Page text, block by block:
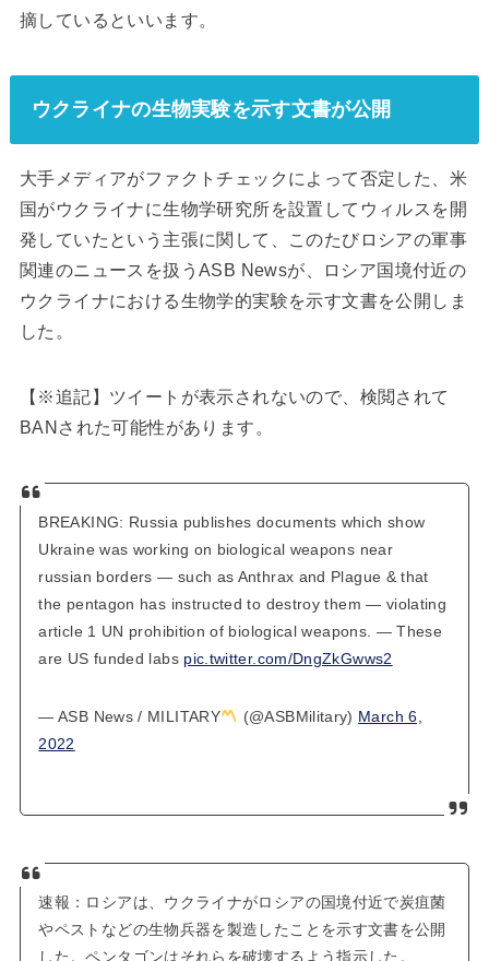
摘しているといいます。
ウクライナの生物実験を示す文書が公開
大手メディアがファクトチェックによって否定した、米
国がウクライナに生物学研究所を設置してウィルスを開
発していたという主張に関して、このたびロシアの軍事
関連のニュースを扱うASB Newsが、ロシア国境付近の
ウクライナにおける生物学的実験を示す文書を公開しま
した。
【※追記】ツイートが表示されないので、検閲されて
BANされた可能性があります。
BREAKING: Russia publishes documents which show
Ukraine was working on biological weapons near
russian borders — such as Anthrax and Plague & that
the pentagon has instructed to destroy them — violating
article 1 UN prohibition of biological weapons. — These
are US funded labs pic.twitter.com/DngZkGwws2
— ASB News / MILITARY (@ASBMilitary) March 6,
2022
速報：ロシアは、ウクライナがロシアの国境付近で炭疽菌
やペストなどの生物兵器を製造したことを示す文書を公開
した。ペンタゴンはそれらを破壊するよう指示した。